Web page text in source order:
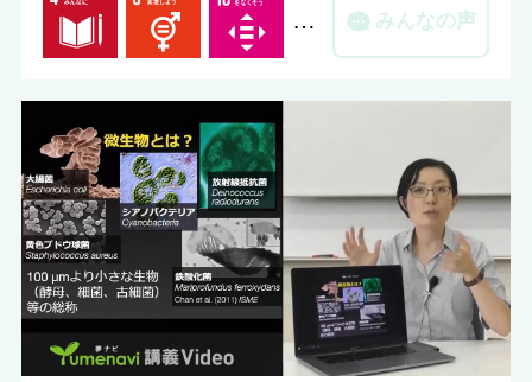
… みんなの声